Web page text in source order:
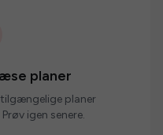
planer
planer
igen senere.